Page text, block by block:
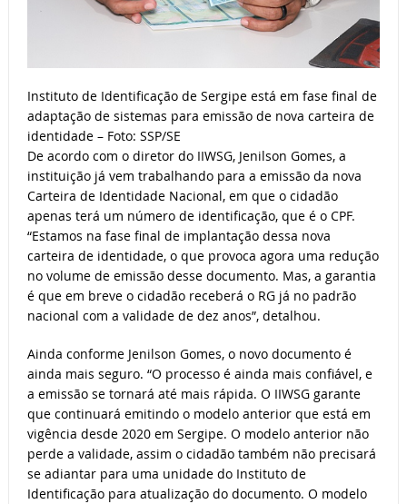
Instituto de Identificação de Sergipe está em fase final de
adaptação de sistemas para emissão de nova carteira de
identidade – Foto: SSP/SE
De acordo com o diretor do IIWSG, Jenilson Gomes, a
instituição já vem trabalhando para a emissão da nova
Carteira de Identidade Nacional, em que o cidadão
apenas terá um número de identificação, que é o CPF.
“Estamos na fase final de implantação dessa nova
carteira de identidade, o que provoca agora uma redução
no volume de emissão desse documento. Mas, a garantia
é que em breve o cidadão receberá o RG já no padrão
nacional com a validade de dez anos”, detalhou.
Ainda conforme Jenilson Gomes, o novo documento é
ainda mais seguro. “O processo é ainda mais confiável, e
a emissão se tornará até mais rápida. O IIWSG garante
que continuará emitindo o modelo anterior que está em
vigência desde 2020 em Sergipe. O modelo anterior não
perde a validade, assim o cidadão também não precisará
se adiantar para uma unidade do Instituto de
Identificação para atualização do documento. O modelo